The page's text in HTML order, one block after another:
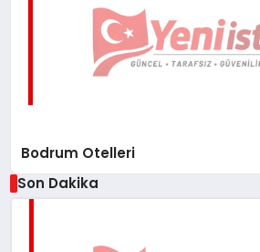
Bodrum Otelleri
Son Dakika